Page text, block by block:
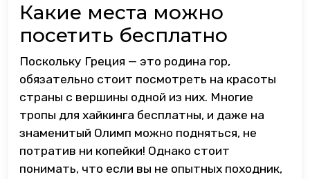
Какие места можно
посетить бесплатно
Поскольку Греция — это родина гор,
обязательно стоит посмотреть на красоты
страны с вершины одной из них. Многие
тропы для хайкинга бесплатны, и даже на
знаменитый Олимп можно подняться, не
потратив ни копейки! Однако стоит
понимать, что если вы не опытных походник,